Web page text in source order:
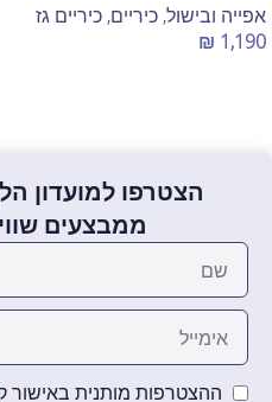
אפייה ובישול, כיריים, כיריים גז
₪ 1,190
הצטרפו למועדון
ממבצעים
ההצטרפות מותנית באישור